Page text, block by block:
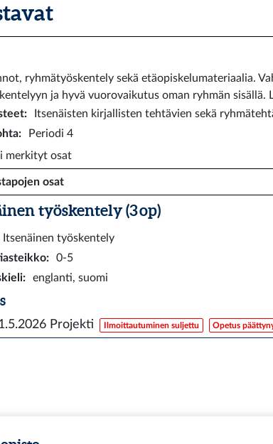
ryhmätyöskentely sekä etäopiskelumateriaalia.
ja hyvä vuorovaikutus oman ryhmän
:
Itsenäisten kirjallisten tehtävien sekä
:
Periodi 4
merkityt osat
osat
työskentely (3 op)
Itsenäinen työskentely
:
0-5
: englanti, suomi
Projekti Ilmoittautuminen suljettu Opetus